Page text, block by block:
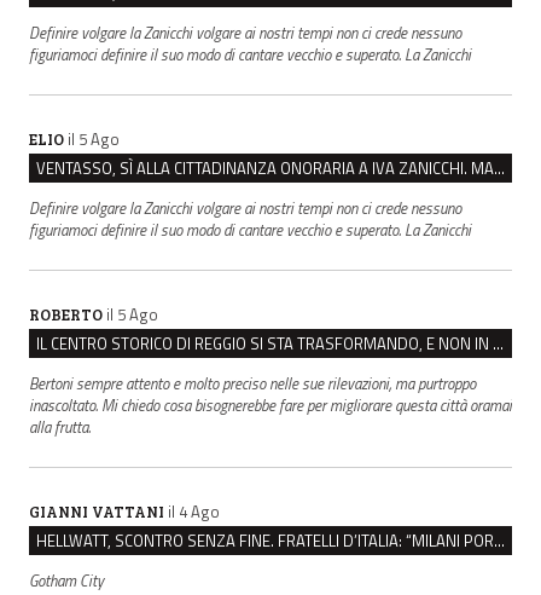
Definire volgare la Zanicchi volgare ai nostri tempi non ci crede nessuno
figuriamoci definire il suo modo di cantare vecchio e superato. La Zanicchi
ELIO il 5 Ago
VENTASSO, SÌ ALLA CITTADINANZA ONORARIA A IVA ZANICCHI. MA BARGIACCHI: “È DI PESSIMO GUSTO”
Definire volgare la Zanicchi volgare ai nostri tempi non ci crede nessuno
figuriamoci definire il suo modo di cantare vecchio e superato. La Zanicchi
ROBERTO il 5 Ago
IL CENTRO STORICO DI REGGIO SI STA TRASFORMANDO, E NON IN MEGLIO
Bertoni sempre attento e molto preciso nelle sue rilevazioni, ma purtroppo
inascoltato. Mi chiedo cosa bisognerebbe fare per migliorare questa città oramai
alla frutta.
GIANNI VATTANI il 4 Ago
HELLWATT, SCONTRO SENZA FINE. FRATELLI D’ITALIA: “MILANI PORTA DOCUMENTI, DE FRANCO INSULTI”
Gotham City